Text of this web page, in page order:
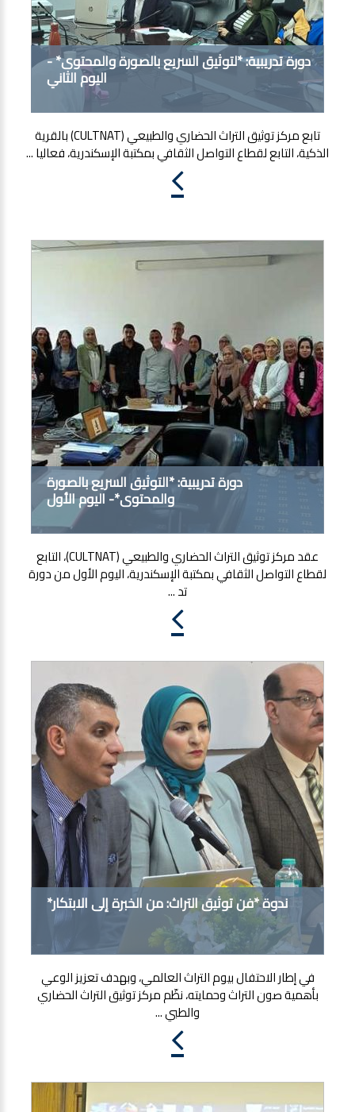
دورة تدريبية: *لتوثيق السريع بالصورة والمحتوى* -
اليوم الثاني
تابع مركز توثيق التراث الحضاري والطبيعي (CULTNAT) بالقرية
الذكية، التابع لقطاع التواصل الثقافي بمكتبة الإسكندرية، فعاليا ...
دورة تدريبية: *التوثيق السريع بالصورة
والمحتوى*- اليوم الأول
عقد مركز توثيق التراث الحضاري والطبيعي (CULTNAT)، التابع
لقطاع التواصل الثقافي بمكتبة الإسكندرية، اليوم الأول من دورة
تد ...
ندوة *فن توثيق التراث: من الخبرة إلى الابتكار*
في إطار الاحتفال بيوم التراث العالمي، وبهدف تعزيز الوعي
بأهمية صون التراث وحمايته، نظّم مركز توثيق التراث الحضاري
والطبي ...